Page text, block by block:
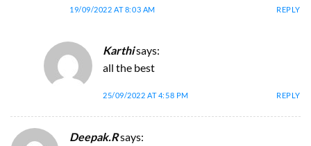
19/09/2022 AT 8:03 AM REPLY
Karthisays:
all the best
25/09/2022 AT 4:58 PM REPLY
Deepak.Rsays: